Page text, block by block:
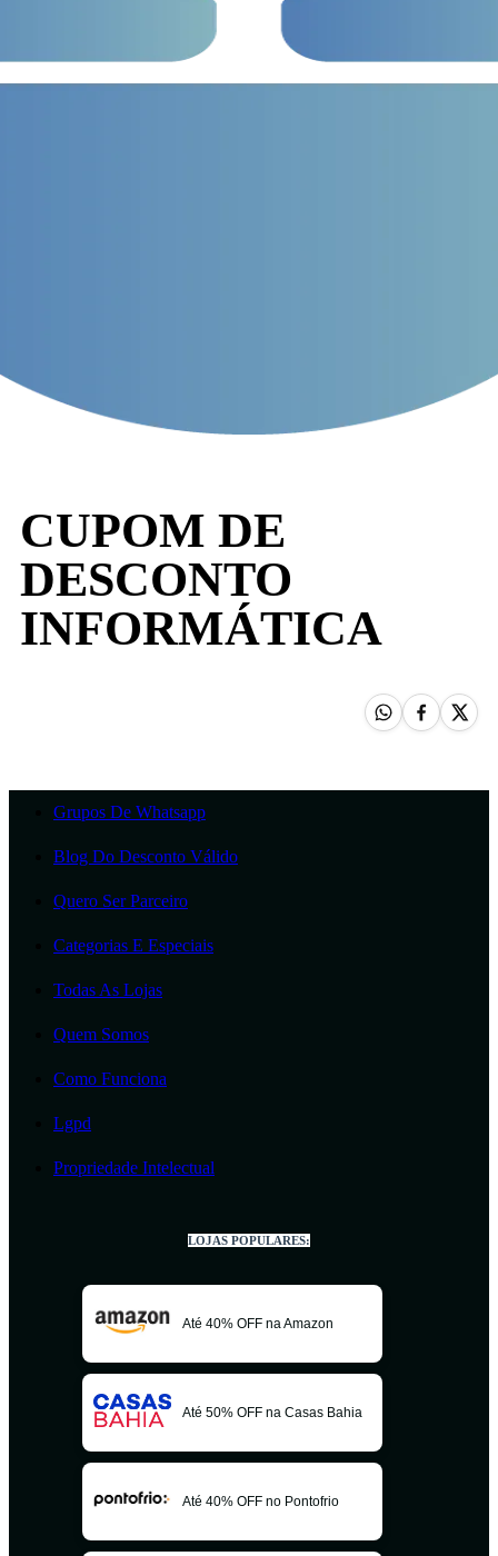
CUPOM DE
DESCONTO
INFORMÁTICA
Grupos De Whatsapp
Blog Do Desconto Válido
Quero Ser Parceiro
Categorias E Especiais
Todas As Lojas
Quem Somos
Como Funciona
Lgpd
Propriedade Intelectual
LOJAS POPULARES:
Até 40% OFF na Amazon
Até 50% OFF na Casas Bahia
Até 40% OFF no Pontofrio